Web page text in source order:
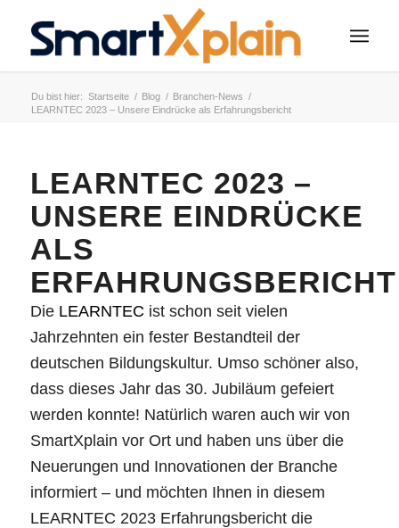
Du bist hier: Startseite / Blog / Branchen-News /
LEARNTEC 2023 – Unsere Eindrücke als Erfahrungsbericht
LEARNTEC 2023 –
UNSERE EINDRÜCKE
ALS
ERFAHRUNGSBERICHT
Die LEARNTEC ist schon seit vielen
Jahrzehnten ein fester Bestandteil der
deutschen Bildungskultur. Umso schöner also,
dass dieses Jahr das 30. Jubiläum gefeiert
werden konnte! Natürlich waren auch wir von
SmartXplain vor Ort und haben uns über die
Neuerungen und Innovationen der Branche
informiert – und möchten Ihnen in diesem
LEARNTEC 2023 Erfahrungsbericht die